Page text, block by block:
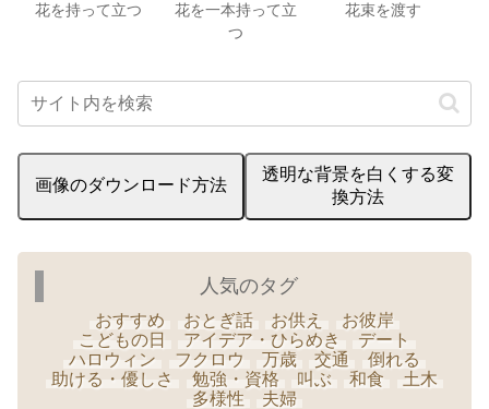
花を持って立つ
花を一本持って立
つ
花束を渡す
画像のダウンロード方法
透明な背景を白くする変
換方法
人気のタグ
おすすめ おとぎ話 お供え
お彼岸
こどもの日
アイデア・ひらめき
デート
ハロウィン
フクロウ 万歳 交通
倒れる
助ける・優しさ
勉強・資格 叫ぶ 和食
土木
多様性
夫婦